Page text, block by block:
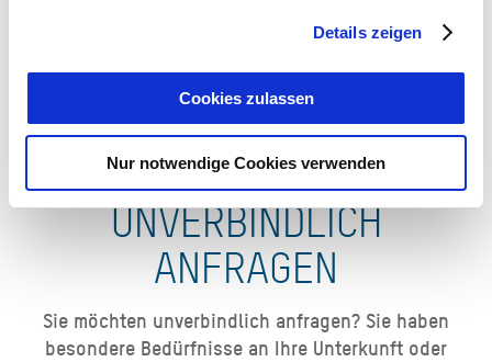
Details zeigen
Cookies zulassen
Nur notwendige Cookies verwenden
UNVERBINDLICH
ANFRAGEN
Sie möchten unverbindlich anfragen? Sie haben
besondere Bedürfnisse an Ihre Unterkunft oder